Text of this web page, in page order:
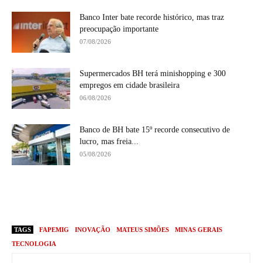
Banco Inter bate recorde histórico, mas traz
preocupação importante
07/08/2026
Supermercados BH terá minishopping e 300
empregos em cidade brasileira
06/08/2026
Banco de BH bate 15º recorde consecutivo de
lucro, mas freia...
05/08/2026
TAGS FAPEMIG INOVAÇÃO MATEUS SIMÕES
MINAS GERAIS
TECNOLOGIA